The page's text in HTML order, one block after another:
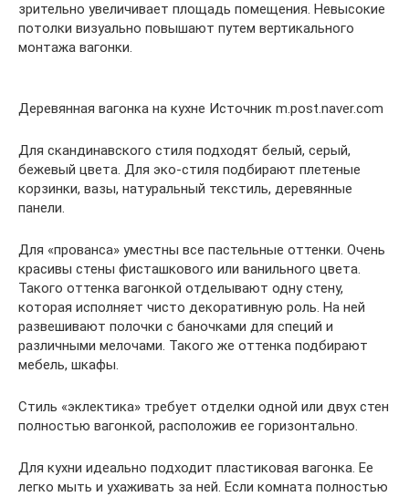
зрительно увеличивает площадь помещения. Невысокие
потолки визуально повышают путем вертикального
монтажа вагонки.
Деревянная вагонка на кухне Источник m.post.naver.com
Для скандинавского стиля подходят белый, серый,
бежевый цвета. Для эко-стиля подбирают плетеные
корзинки, вазы, натуральный текстиль, деревянные
панели.
Для «прованса» уместны все пастельные оттенки. Очень
красивы стены фисташкового или ванильного цвета.
Такого оттенка вагонкой отделывают одну стену,
которая исполняет чисто декоративную роль. На ней
развешивают полочки с баночками для специй и
различными мелочами. Такого же оттенка подбирают
мебель, шкафы.
Стиль «эклектика» требует отделки одной или двух стен
полностью вагонкой, расположив ее горизонтально.
Для кухни идеально подходит пластиковая вагонка. Ее
легко мыть и ухаживать за ней. Если комната полностью